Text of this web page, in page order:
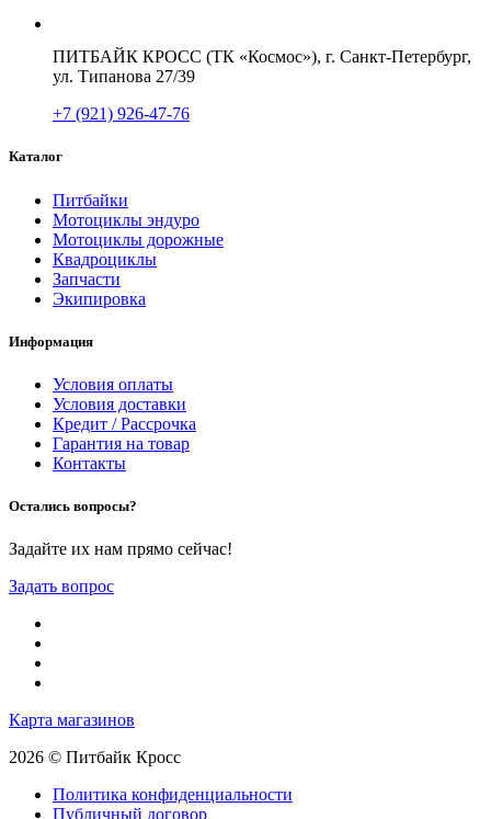
ПИТБАЙК КРОСС (ТК «Космос»), г. Санкт-Петербург,
ул. Типанова 27/39
+7 (921) 926-47-76
Каталог
Питбайки
Мотоциклы эндуро
Мотоциклы дорожные
Квадроциклы
Запчасти
Экипировка
Информация
Условия оплаты
Условия доставки
Кредит / Рассрочка
Гарантия на товар
Контакты
Остались вопросы?
Задайте их нам прямо сейчас!
Задать вопрос
Карта магазинов
2026 © Питбайк Кросс
Политика конфиденциальности
Публичный договор